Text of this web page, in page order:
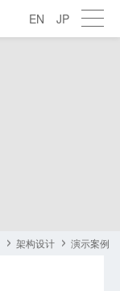
JP
EN
架构设计 演示案例